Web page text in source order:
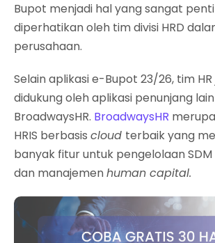
Bupot menjadi hal yang sangat
diperhatikan oleh tim divisi HRD
perusahaan.
Selain aplikasi e-Bupot 23/26, tim
didukung oleh aplikasi penunjang
BroadwaysHR. BroadwaysHR
HRIS berbasis cloud terbaik yang
banyak fitur untuk pengelolaan
dan manajemenhuman capital.